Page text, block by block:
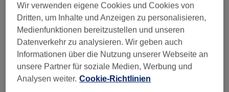
Green Peel Classic - 2 Sitzungen. Inkl. Home
Care
1 Std. 15 Min.
249 €
Schnellansicht Saloninfos
Montag 14:00–
Dienstag
Wir verwenden eigene Cookies und Cookies von
Dritten, um Inhalte und Anzeigen zu personalisieren,
Medienfunktionen bereitzustellen und unseren
Datenverkehr zu analysieren. Wir geben auch
Informationen über die Nutzung unserer Webseite an
unsere Partner für soziale Medien, Werbung und
Analysen weiter. Cookie-Richtlinien